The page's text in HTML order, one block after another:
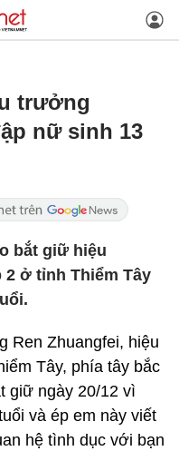
trưởng
nữ sinh 13
bắt giữ hiệu
ở tỉnh Thiểm Tây
Ren Zhuangfei, hiệu
Tây, phía tây bắc
giữ ngày 20/12 vì
và ép em này viết
hệ tình dục với bạn